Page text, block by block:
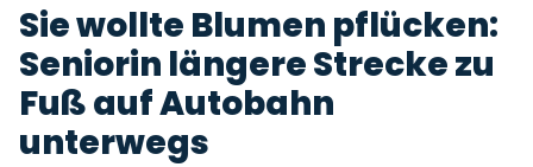
Sie wollte Blumen pflücken:
Seniorin längere Strecke zu
Fuß auf Autobahn
unterwegs